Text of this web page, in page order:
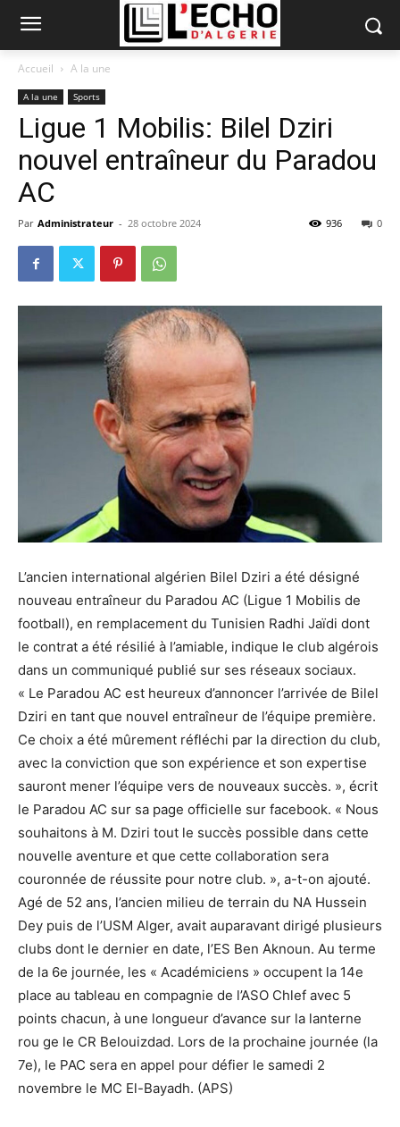
Accueil A la une
A la une Sports
Ligue 1 Mobilis: Bilel Dziri
nouvel entraîneur du Paradou
AC
Par Administrateur - 28 octobre 2024 0
936
L’ancien international algérien Bilel Dziri a été désigné
nouveau entraîneur du Paradou AC (Ligue 1 Mobilis de
football), en remplacement du Tunisien Radhi Jaïdi dont
le contrat a été résilié à l’amiable, indique le club algérois
dans un communiqué publié sur ses réseaux sociaux.
« Le Paradou AC est heureux d’annoncer l’arrivée de Bilel
Dziri en tant que nouvel entraîneur de l’équipe première.
Ce choix a été mûrement réfléchi par la direction du club,
avec la conviction que son expérience et son expertise
sauront mener l’équipe vers de nouveaux succès. », écrit
le Paradou AC sur sa page officielle sur facebook. « Nous
souhaitons à M. Dziri tout le succès possible dans cette
nouvelle aventure et que cette collaboration sera
couronnée de réussite pour notre club. », a-t-on ajouté.
Agé de 52 ans, l’ancien milieu de terrain du NA Hussein
Dey puis de l’USM Alger, avait auparavant dirigé plusieurs
clubs dont le dernier en date, l’ES Ben Aknoun. Au terme
de la 6e journée, les « Académiciens » occupent la 14e
place au tableau en compagnie de l’ASO Chlef avec 5
points chacun, à une longueur d’avance sur la lanterne
rou ge le CR Belouizdad. Lors de la prochaine journée (la
7e), le PAC sera en appel pour défier le samedi 2
novembre le MC El-Bayadh. (APS)